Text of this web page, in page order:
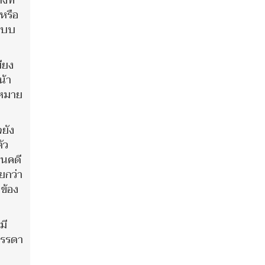
รือ
บ
ง
า
าย
ง
คดี
ว่า
อง
รดา